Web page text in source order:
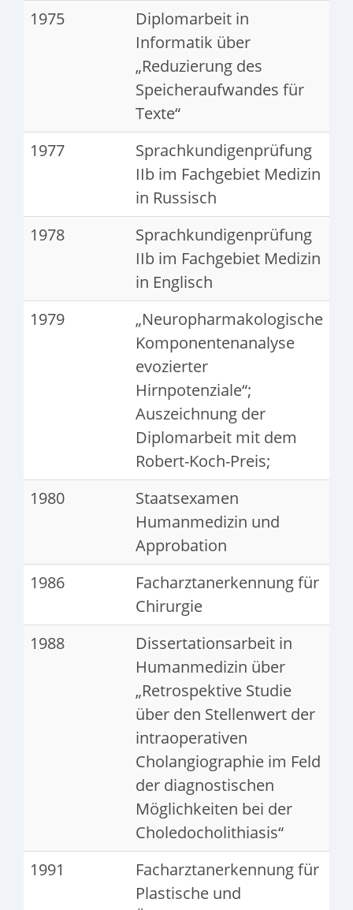
1975
Diplomarbeit in
Informatik über
„Reduzierung des
Speicheraufwandes für
Texte“
1977
Sprachkundigenprüfung
IIb im Fachgebiet Medizin
in Russisch
1978
Sprachkundigenprüfung
IIb im Fachgebiet Medizin
in Englisch
1979
„Neuropharmakologische
Komponentenanalyse
evozierter
Hirnpotenziale“;
Auszeichnung der
Diplomarbeit mit dem
Robert-Koch-Preis;
1980
Staatsexamen
Humanmedizin und
Approbation
1986
Facharztanerkennung für
Chirurgie
1988
Dissertationsarbeit in
Humanmedizin über
„Retrospektive Studie
über den Stellenwert der
intraoperativen
Cholangiographie im Feld
der diagnostischen
Möglichkeiten bei der
Choledocholithiasis“
1991
Facharztanerkennung für
Plastische und